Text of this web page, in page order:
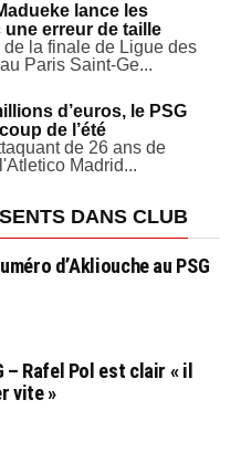
lance les
erreur de taille
la finale de Ligue des
Paris Saint-Ge...
d’euros, le PSG
de l’été
de 26 ans de
Madrid...
DANS CLUB
d’Akliouche au PSG
– Rafel Pol est clair « il
vite »